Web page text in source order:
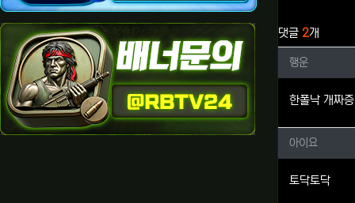
댓글 2개
행운님의
행운
한폴낙 개짜
아이요
아이요
토닥토닥